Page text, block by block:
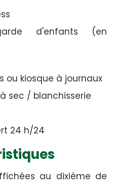
d'enfants (en
ou kiosque à journaux
sec / blanchisserie
24 h/24
au dixième de